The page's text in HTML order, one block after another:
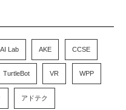
AI Lab AKE CCSE
TurtleBot VR WPP
アドテク